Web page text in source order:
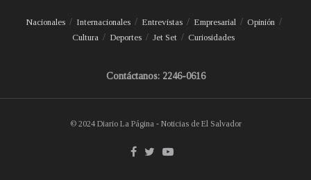
Nacionales Internacionales Entrevistas Empresarial
Opinión
Cultura
Deportes Jet Set Curiosidades
Contáctanos: 2246-0616
© 2024 Diario La Página - Noticias de El Salvador